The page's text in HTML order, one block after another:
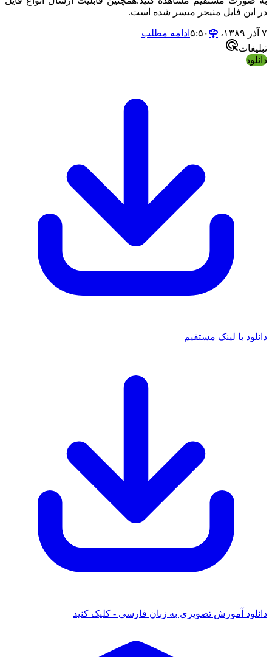
در این فایل منیجر میسر شده است.
۷ آذر ۱۳۸۹،‏ ۵:۵۰
ادامه مطلب
تبلیغات
دانلود
دانلود با لینک مستقیم
دانلود آموزش تصویری به زبان فارسی - کلیک کنید